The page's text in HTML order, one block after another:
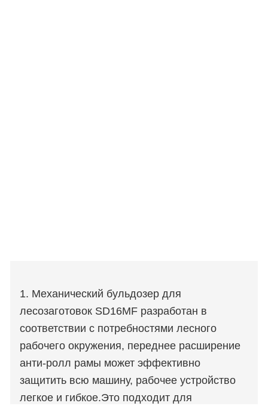
1. Механический бульдозер для
лесозаготовок SD16MF разработан в
соответствии с потребностями лесного
рабочего окружения, переднее расширение
анти-ролл рамы может эффективно
защитить всю машину, рабочее устройство
легкое и гибкое.Это подходит для